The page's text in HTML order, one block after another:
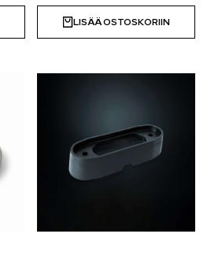
LISÄÄ OSTOSKORIIN